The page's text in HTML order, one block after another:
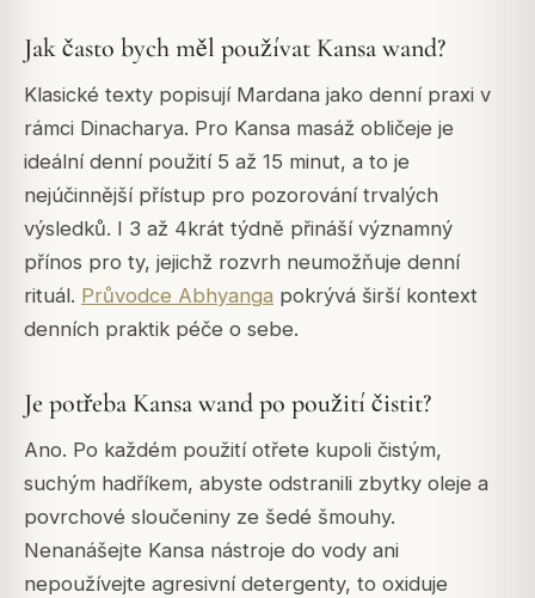
Jak často bych měl používat Kansa wand?
Klasické texty popisují Mardana jako denní praxi v
rámci Dinacharya. Pro Kansa masáž obličeje je
ideální denní použití 5 až 15 minut, a to je
nejúčinnější přístup pro pozorování trvalých
výsledků. I 3 až 4krát týdně přináší významný
přínos pro ty, jejichž rozvrh neumožňuje denní
rituál. Průvodce Abhyanga pokrývá širší kontext
denních praktik péče o sebe.
Je potřeba Kansa wand po použití čistit?
Ano. Po každém použití otřete kupoli čistým,
suchým hadříkem, abyste odstranili zbytky oleje a
povrchové sloučeniny ze šedé šmouhy.
Nenanášejte Kansa nástroje do vody ani
nepoužívejte agresivní detergenty, to oxiduje